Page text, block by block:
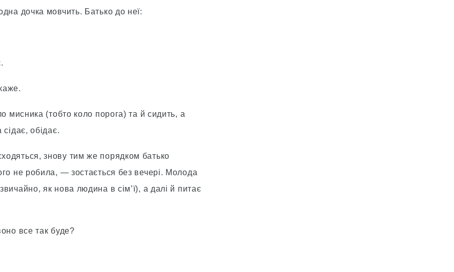
дочка мовчить. Батько до неї:
мисника (тобто коло порога) та й сидить, а
обідає.
знову тим же порядком батько
не робила, — зостається без вечері. Молода
як нова людина в сім’ї), а далі й питає
все так буде?